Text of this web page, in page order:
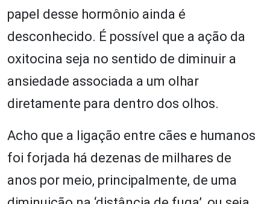
papel desse hormônio ainda é
desconhecido. É possível que a ação da
oxitocina seja no sentido de diminuir a
ansiedade associada a um olhar
diretamente para dentro dos olhos.
Acho que a ligação entre cães e humanos
foi forjada há dezenas de milhares de
anos por meio, principalmente, de uma